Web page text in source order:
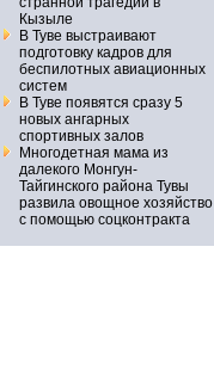
Кызыле
В Туве выстраивают
подготовку кадров для
беспилотных авиационных
систем
В Туве появятся сразу 5
новых ангарных
спортивных залов
Многодетная мама из
далекого Монгун-
Тайгинского района Тувы
развила овощное хозяйство
с помощью соцконтракта